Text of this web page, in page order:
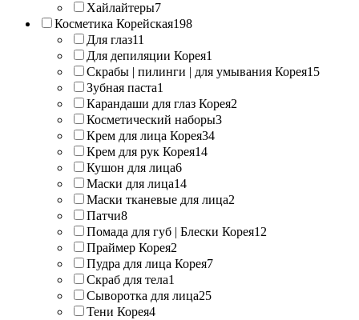
Хайлайтеры7
Косметика Корейская198
Для глаз11
Для депиляции Корея1
Скрабы | пилинги | для умывания Корея15
Зубная паста1
Карандаши для глаз Корея2
Косметический наборы3
Крем для лица Корея34
Крем для рук Корея14
Кушон для лица6
Маски для лица14
Маски тканевые для лица2
Патчи8
Помада для губ | Блески Корея12
Праймер Корея2
Пудра для лица Корея7
Скраб для тела1
Сыворотка для лица25
Тени Корея4